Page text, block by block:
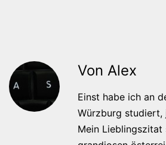
Von Alex
Einst habe ich an
Würzburg studiert,
Mein Lieblingszitat